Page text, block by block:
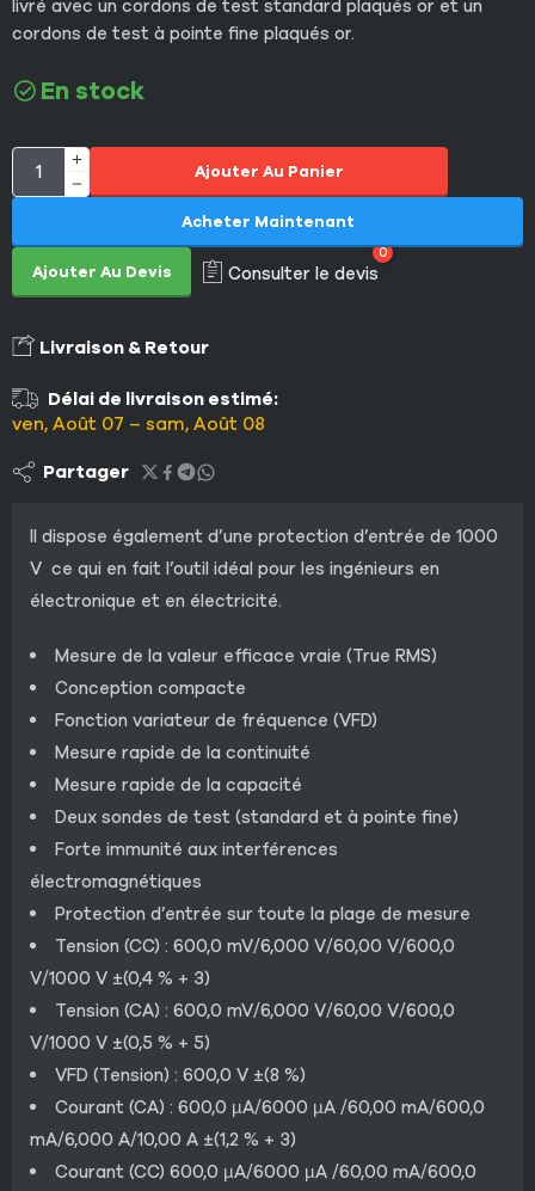
livré avec un cordons de test standard plaqués or et un
cordons de test à pointe fine plaqués or.
En stock
Ajouter Au Panier
Ajouter Au Devis Consulter le devis
0
Acheter Maintenant
Livraison & Retour
Délai de livraison estimé:
ven, Août 07 – sam, Août 08
Partager
Il dispose également d’une protection d’entrée de 1000
V ce qui en fait l’outil idéal pour les ingénieurs en
électronique et en électricité.
Mesure de la valeur efficace vraie (True RMS)
Conception compacte
Fonction variateur de fréquence (VFD)
Mesure rapide de la continuité
Mesure rapide de la capacité
Deux sondes de test (standard et à pointe fine)
Forte immunité aux interférences
électromagnétiques
Protection d’entrée sur toute la plage de mesure
Tension (CC) : 600,0 mV/6,000 V/60,00 V/600,0
V/1000 V ±(0,4 % + 3)
Tension (CA) : 600,0 mV/6,000 V/60,00 V/600,0
V/1000 V ±(0,5 % + 5)
VFD (Tension) : 600,0 V ±(8 %)
Courant (CA) : 600,0 µA/6000 µA /60,00 mA/600,0
mA/6,000 A/10,00 A ±(1,2 % + 3)
Courant (CC) 600,0 µA/6000 µA /60,00 mA/600,0